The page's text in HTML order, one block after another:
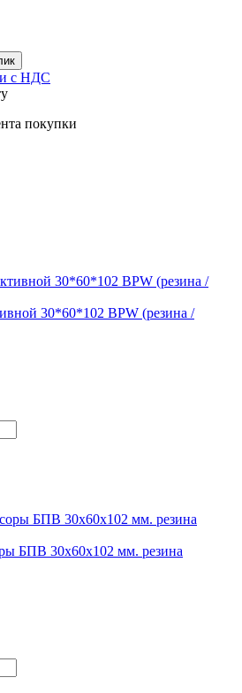
с НДС
покупки
30*60*102 BPW (резина /
БПВ 30x60x102 мм. резина